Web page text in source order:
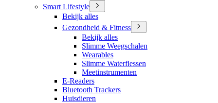
Smart Lifestyle
Bekijk alles
Gezondheid & Fitness
Bekijk alles
Slimme Weegschalen
Wearables
Slimme Waterflessen
Meetinstrumenten
E-Readers
Bluetooth Trackers
Huisdieren